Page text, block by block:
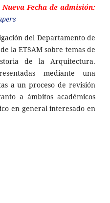
Fecha de admisión:
del Departamento de
la ETSAM sobre temas de
de la Arquitectura.
mediante una
a un proceso de revisión
a ámbitos académicos
en general interesado en